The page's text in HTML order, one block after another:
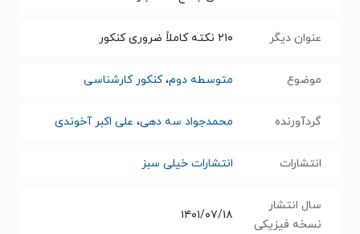
عنوان دیگر ۲۱۰ نکته کاملاً ضروری کنکور
موضوع متوسطه دوم،کنکور کارشناسی
گردآورنده محمدجواد سه دهی، علی اکبر آخوندی
انتشارات انتشارات خیلی سبز
سال انتشار
نسخه فیزیکی
۱۴۰۱/۰۷/۱۸